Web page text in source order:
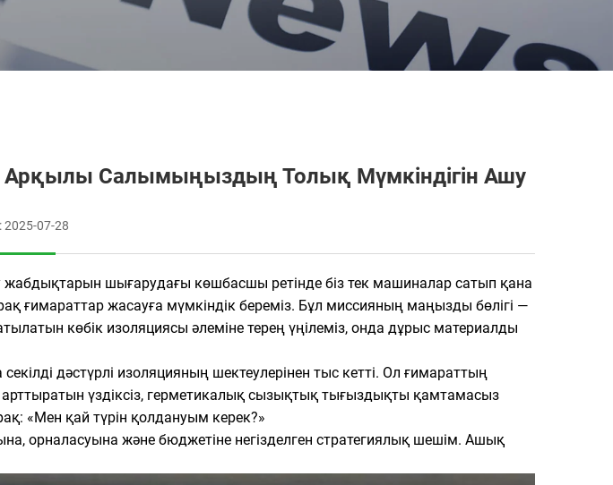
Арқылы Салымыңыздың Толық Мүмкіндігін Ашу
2025-07-28
шығарудағы көшбасшы ретінде біз тек машиналар сатып қана
ғимараттар жасауға мүмкіндік береміз. Бұл миссияның маңызды бөлігі —
көбік изоляциясы әлеміне терең үңілеміз, онда дұрыс материалды
дәстүрлі изоляцияның шектеулерінен тыс кетті. Ол ғимараттың
арттыратын үздіксіз, герметикалық сызықтық тығыздықты қамтамасыз
«Мен қай түрін қолдануым керек?»
орналасуына және бюджетіне негізделген стратегиялық шешім. Ашық